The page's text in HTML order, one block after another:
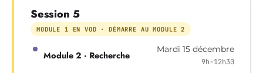
Session 5
MODULE 1 EN VOD · DÉMARRE AU MODULE 2
Module 2 · Recherche
Mardi 15 décembre
9h-12h30